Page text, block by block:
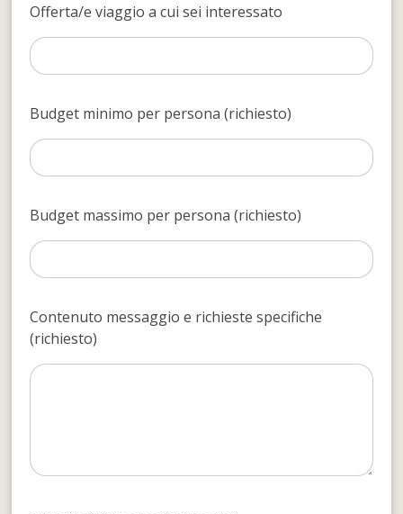
Offerta/e viaggio a cui sei interessato
Budget minimo per persona (richiesto)
Budget massimo per persona (richiesto)
Contenuto messaggio e richieste specifiche
(richiesto)